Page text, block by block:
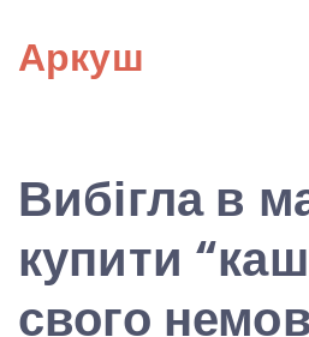
content
Аркуш
Вибігла в
купити
свого